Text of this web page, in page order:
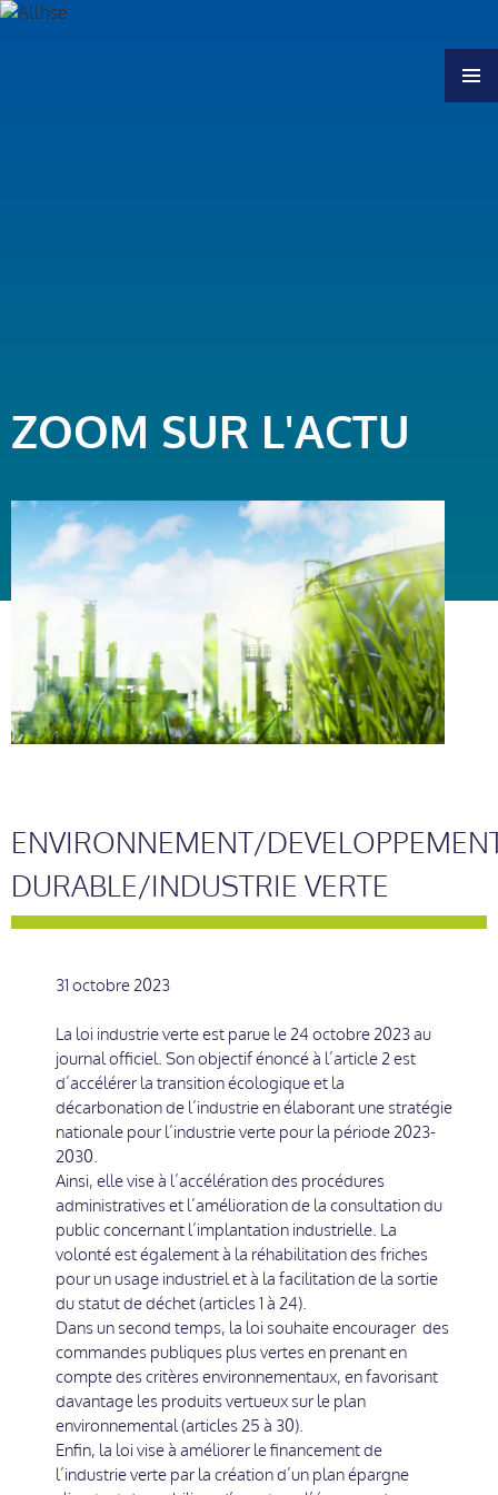
ZOOM SUR L'ACTU
ENVIRONNEMENT/
DURABLE/INDUSTRIE VERTE
31 octobre 2023
La loi industrie verte est parue le 24 octobre 2023 au
journal officiel. Son objectif énoncé à l’article 2 est
d’accélérer la transition écologique et la
décarbonation de l’industrie en élaborant une stratégie
nationale pour l’industrie verte pour la période 2023-
2030.
Ainsi, elle vise à l’accélération des procédures
administratives et l’amélioration de la consultation du
public concernant l’implantation industrielle. La
volonté est également à la réhabilitation des friches
pour un usage industriel et à la facilitation de la sortie
du statut de déchet (articles 1 à 24).
Dans un second temps, la loi souhaite encourager des
commandes publiques plus vertes en prenant en
compte des critères environnementaux, en favorisant
davantage les produits vertueux sur le plan
environnemental (articles 25 à 30).
Enfin, la loi vise à améliorer le financement de
l’industrie verte par la création d’un plan épargne